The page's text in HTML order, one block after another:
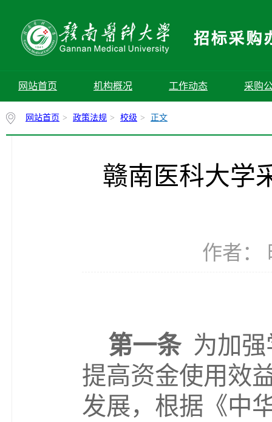
网站首页 机构概况 工作动态 采购
网站首页 > 政策法规 > 校级 > 正文
赣南医科大学
作者：
第一条 为加
提高资金使用效
发展，根据《中